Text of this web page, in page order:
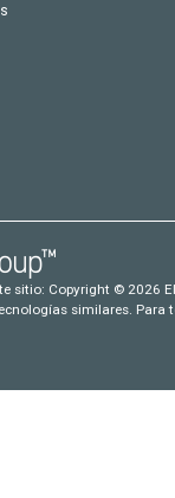
sitio: Copyright © 2026
similares. Para